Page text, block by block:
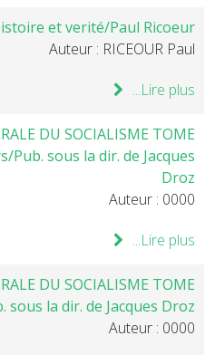
et verité/Paul Ricoeur.
Auteur : RICEOUR Paul
Lire plus...
DU SOCIALISME TOME
Pub. sous la dir. de Jacques
Droz
Auteur : 0000
Lire plus...
DU SOCIALISME TOME
sous la dir. de Jacques Droz
Auteur : 0000